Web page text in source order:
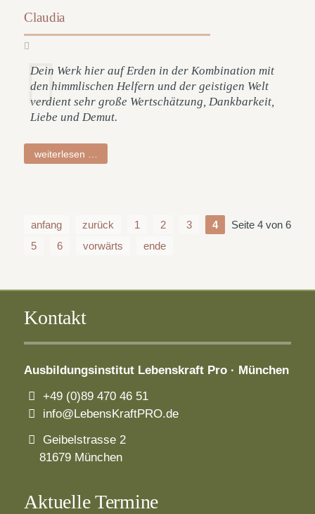
Claudia
Dein Werk hier auf Erden in der Kombination mit
den himmlischen Helfern und der geistigen Welt
verdient sehr große Wertschätzung, Dankbarkeit,
Liebe und Demut.
weiterlesen …
Seite 4 von 6
anfang zurück 1 2 3
4
5
6 vorwärts ende
Kontakt
Ausbildungsinstitut Lebenskraft Pro · München
+49 (0)89 470 46 51
info@LebensKraftPRO.de
Geibelstrasse 2
81679 München
Aktuelle Termine